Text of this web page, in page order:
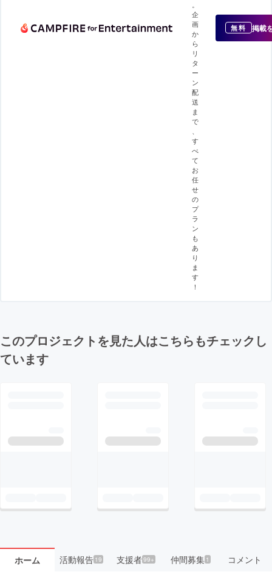
企
画
か
ら
リ
タ
ー
ン
配
送
ま
で
す
べ
て
お
任
せ
の
プ
ラ
ン
も
あ
り
ま
す
！
無料 掲載
このプロジェクトを見た人はこちらもチェックし
ています
ホーム 活動報告19 支援者99+ 仲間募集 1 コメント